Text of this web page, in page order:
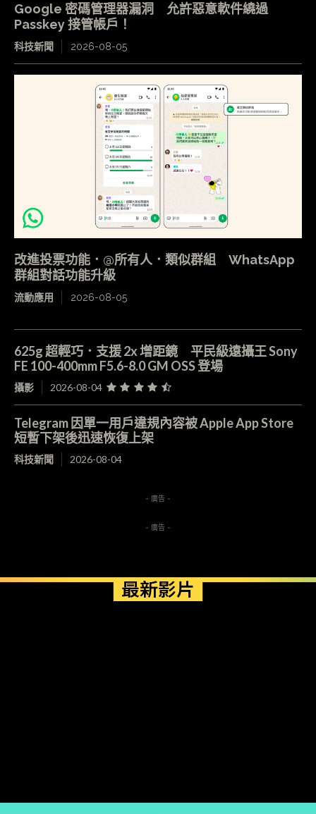
Google 密碼管理器漏洞 允許惡意軟件繞過
Passkey 接管帳戶！
科技新聞 2026-08-05
改進投票功能．@所有人．類似群組 WhatsApp
群組對話功能升級
流動應用 2026-08-05
625g 超輕巧．支援 2x 增距鏡 平民級遠攝王 Sony
FE 100-400mm F5.6-8.0 GM OSS 登場
攝影 2026-08-04
Telegram 因單一用戶違規內容被 Apple App Store
短暫下架後迅速恢復上架
科技新聞 2026-08-04
- 廣告 -
- 廣告 -
最新影片